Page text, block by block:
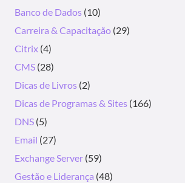
Banco de Dados (10)
Carreira & Capacitação (29)
Citrix (4)
CMS (28)
Dicas de Livros (2)
Dicas de Programas & Sites (166)
DNS (5)
Email (27)
Exchange Server (59)
Gestão e Liderança (48)